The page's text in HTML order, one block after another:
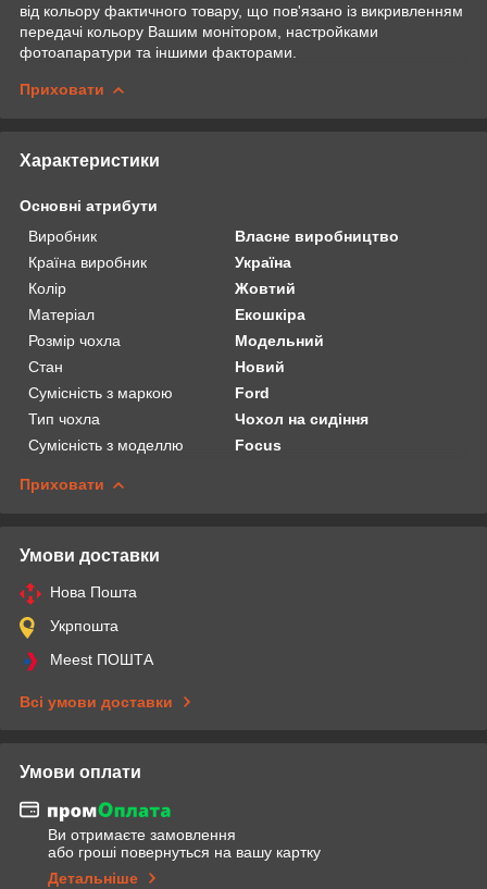
від кольору фактичного товару, що пов'язано із викривленням
передачі кольору Вашим монітором, настройками
фотоапаратури та іншими факторами.
Приховати
Характеристики
Основні атрибути
Виробник
Власне виробництво
Країна виробник
Україна
Колір
Жовтий
Матеріал
Екошкіра
Розмір чохла
Модельний
Стан
Новий
Сумісність з маркою
Ford
Тип чохла
Чохол на сидіння
Сумісність з моделлю
Focus
Приховати
Умови доставки
Нова Пошта
Укрпошта
Meest ПОШТА
Всі умови доставки
Умови оплати
Ви отримаєте замовлення
або гроші повернуться на вашу картку
Детальніше